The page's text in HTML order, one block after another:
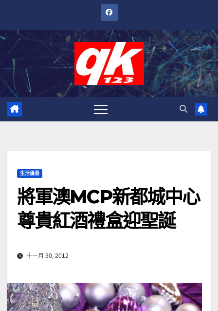
內
生活優惠
將軍澳MCP新都城中心
尊貴紅酒禮盒迎聖誕
十一月 30, 2012